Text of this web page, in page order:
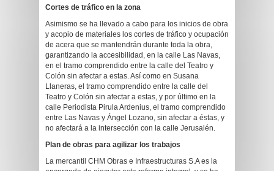
Cortes de tráfico en la zona
Asimismo se ha llevado a cabo para los inicios de obra
y acopio de materiales los cortes de tráfico y ocupación
de acera que se mantendrán durante toda la obra,
garantizando la accesibilidad, en la calle Las Navas,
en el tramo comprendido entre la calle del Teatro y
Colón sin afectar a estas. Así como en Susana
Llaneras, el tramo comprendido entre la calle del
Teatro y Colón sin afectar a estas, y por último en la
calle Periodista Pirula Ardenius, el tramo comprendido
entre Las Navas y Ángel Lozano, sin afectar a éstas, y
no afectará a la intersección con la calle Jerusalén.
Plan de obras para agilizar los trabajos
La mercantil CHM Obras e Infraestructuras S.A es la